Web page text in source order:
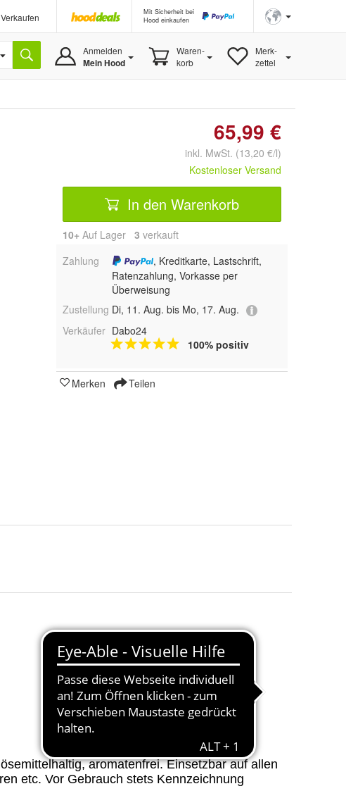
Verkaufen
Mit Sicherheit bei
Hood einkaufen
Anmelden
Mein Hood
Waren-
korb
Merk-
zettel
65,99 €
inkl. MwSt. (13,20 €/l)
Kostenloser Versand
In den Warenkorb
10+ Auf Lager 3 verkauft
Zahlung
, Kreditkarte, Lastschrift,
Ratenzahlung, Vorkasse per
Überweisung
Zustellung Di, 11. Aug. bis Mo, 17. Aug.
Verkäufer Dabo24
100% positiv
Merken Teilen